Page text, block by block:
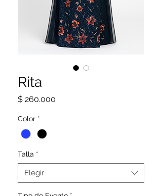
Rita
$ 260.000
Color *
Talla *
Elegir